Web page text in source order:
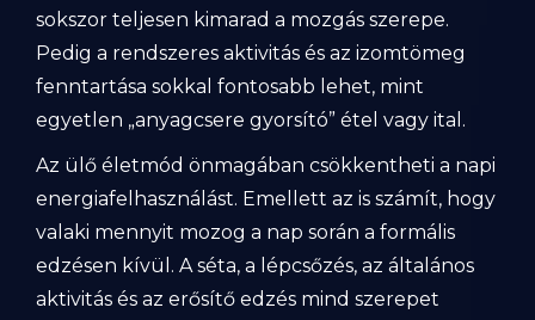
sokszor teljesen kimarad a mozgás szerepe.
Pedig a rendszeres aktivitás és az izomtömeg
fenntartása sokkal fontosabb lehet, mint
egyetlen „anyagcsere gyorsító” étel vagy ital.
Az ülő életmód önmagában csökkentheti a napi
energiafelhasználást. Emellett az is számít, hogy
valaki mennyit mozog a nap során a formális
edzésen kívül. A séta, a lépcsőzés, az általános
aktivitás és az erősítő edzés mind szerepet